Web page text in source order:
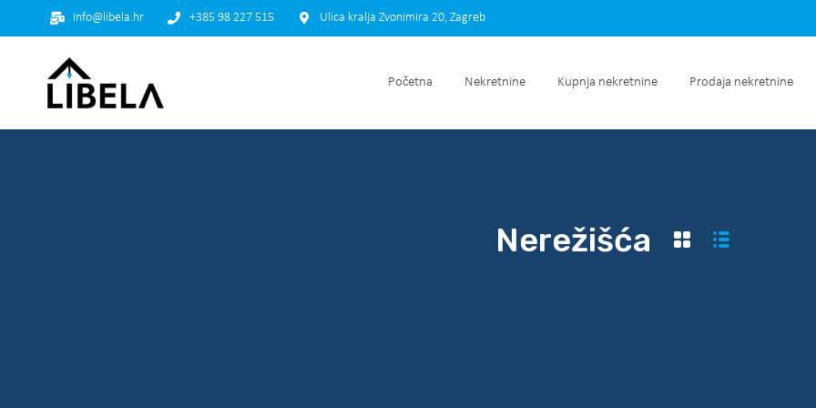
Početna Nekretnine Kupnja nekretnine Prodaja
info@libela.hr +385 98 227 515 Ulica kralja Zvonimira 20, Zagreb
Početna Nekretnine Kupnja nekretnine Prodaja nekretnine
Nerežišća